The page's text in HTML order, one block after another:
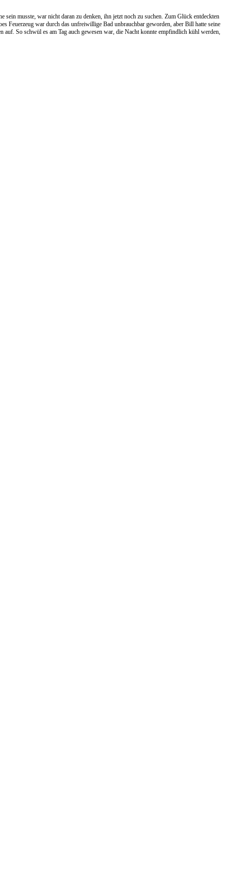
musste, war nicht daran zu denken, ihn jetzt noch zu suchen. Zum Glück entdeckten
Feuerzeug war durch das unfreiwillige Bad unbrauchbar geworden, aber Bill hatte seine
auf. So schwül es am Tag auch gewesen war, die Nacht konnte empfindlich kühl werden,